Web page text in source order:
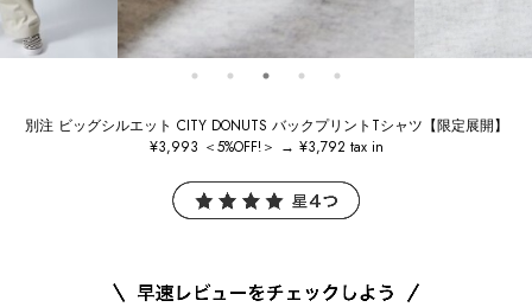
別注 ビッグシルエット CITY DONUTS バックプリントTシャツ【限定展開】
¥3,993 ＜5%OFF!＞ → ¥3,792 tax in